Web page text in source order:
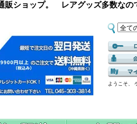
ショップ。 レアグッズ多数なの
ようこそ、